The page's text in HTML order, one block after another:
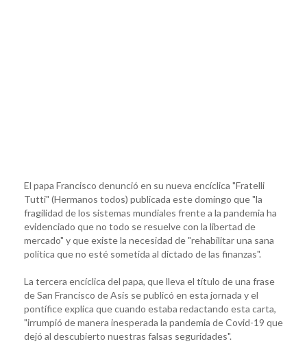
El papa Francisco denunció en su nueva encíclica "Fratelli
Tutti" (Hermanos todos) publicada este domingo que "la
fragilidad de los sistemas mundiales frente a la pandemia ha
evidenciado que no todo se resuelve con la libertad de
mercado" y que existe la necesidad de "rehabilitar una sana
política que no esté sometida al dictado de las finanzas".
La tercera encíclica del papa, que lleva el título de una frase
de San Francisco de Asís se publicó en esta jornada y el
pontífice explica que cuando estaba redactando esta carta,
"irrumpió de manera inesperada la pandemia de Covid-19 que
dejó al descubierto nuestras falsas seguridades".